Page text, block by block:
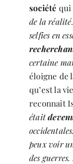
société qui
de la
selfies en
certaine
éloigne de
qu’est la
reconnaît
était
peux voir
des